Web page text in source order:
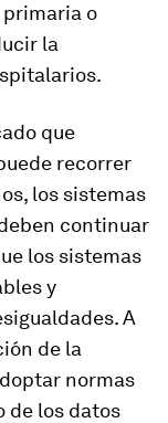
primaria o
la
que
recorrer
los sistemas
continuar
los sistemas
y
A
de la
normas
de los datos